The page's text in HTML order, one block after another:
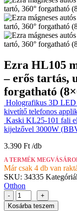
Ezra HL105
– erős tartás,
forgatható
Holografikus 3D
kivetítő telefonos
Kaski KL25-101 fali
kijelzővel 3000W
3.390 Ft
A TERMÉK
Már csak 4 db van
SKU: 34335
Otthon
-
+
Kosárba teszem